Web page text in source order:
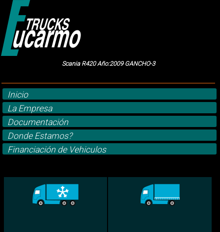
Scania R420 Año:2009 GANCHO-3
Inicio
La Empresa
Documentación
Donde Estamos?
Financiación de Vehiculos